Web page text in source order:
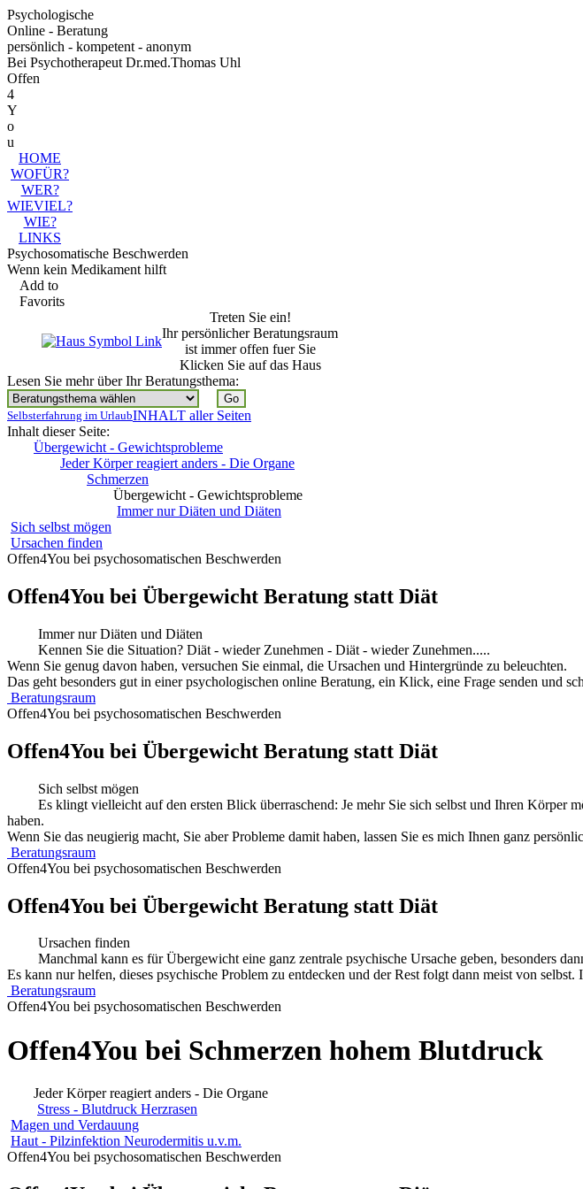
Psychologische
Online - Beratung
persönlich - kompetent - anonym
Bei Psychotherapeut Dr.med.Thomas Uhl
Offen
4
Y
o
u
HOME
WOFÜR?
WER?
WIEVIEL?
WIE?
LINKS
Psychosomatische Beschwerden
Wenn kein Medikament hilft
Add to
Favorits
Treten Sie ein!
Ihr persönlicher Beratungsraum
ist immer offen fuer Sie
Klicken Sie auf das Haus
Lesen Sie mehr über Ihr Beratungsthema:
Selbsterfahrung im UrlaubINHALT aller Seiten
Inhalt dieser Seite:
Übergewicht - Gewichtsprobleme
Jeder Körper reagiert anders - Die Organe
Schmerzen
Übergewicht - Gewichtsprobleme
Immer nur Diäten und Diäten
Sich selbst mögen
Ursachen finden
Offen4You bei psychosomatischen Beschwerden
Offen4You bei Übergewicht Beratung statt Diät
Immer nur Diäten und Diäten
Kennen Sie die Situation? Diät - wieder Zunehmen - Diät - wieder Zunehmen.....
Wenn Sie genug davon haben, versuchen Sie einmal, die Ursachen und Hintergründe zu beleuchten.
Das geht besonders gut in einer psychologischen online Beratung, ein Klick, eine Frage senden und
Beratungsraum
Offen4You bei psychosomatischen Beschwerden
Offen4You bei Übergewicht Beratung statt Diät
Sich selbst mögen
Es klingt vielleicht auf den ersten Blick überraschend: Je mehr Sie sich selbst und Ihren Körper
haben.
Wenn Sie das neugierig macht, Sie aber Probleme damit haben, lassen Sie es mich Ihnen ganz
Beratungsraum
Offen4You bei psychosomatischen Beschwerden
Offen4You bei Übergewicht Beratung statt Diät
Ursachen finden
Manchmal kann es für Übergewicht eine ganz zentrale psychische Ursache geben, besonders
Es kann nur helfen, dieses psychische Problem zu entdecken und der Rest folgt dann meist von
Beratungsraum
Offen4You bei psychosomatischen Beschwerden
Offen4You bei Schmerzen hohem Blutdruck
Jeder Körper reagiert anders - Die Organe
Stress - Blutdruck Herzrasen
Magen und Verdauung
Haut - Pilzinfektion Neurodermitis u.v.m.
Offen4You bei psychosomatischen Beschwerden